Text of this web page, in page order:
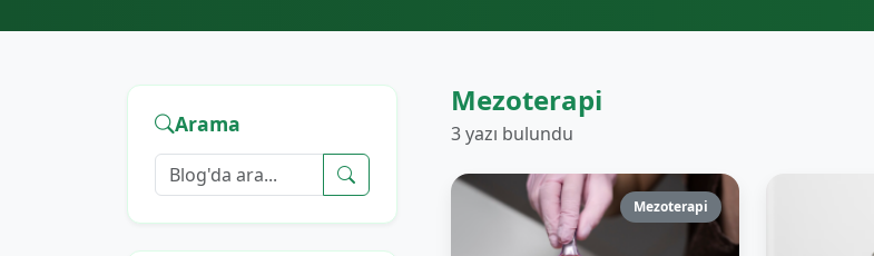
Arama
Mezoterapi
3 yazı bulundu
Mezoterapi